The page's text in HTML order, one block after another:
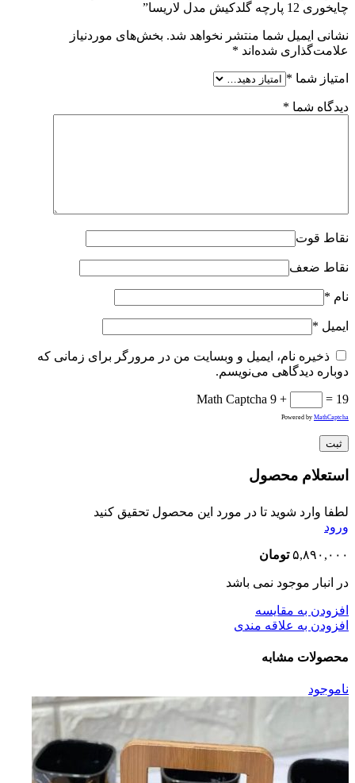
چایخوری 12 پارچه گلدکیش مدل لاریسا”
نشانی ایمیل شما منتشر نخواهد شد. بخش‌های موردنیاز
علامت‌گذاری شده‌اند *
امتیاز شما *
دیدگاه شما *
نقاط قوت
نقاط ضعف
نام *
ایمیل *
ذخیره نام، ایمیل و وبسایت من در مرورگر برای زمانی که
دوباره دیدگاهی می‌نویسم.
Math Captcha 9 + = 19
Powered by MathCaptcha
استعلام محصول
لطفا وارد شوید تا در مورد این محصول تحقیق کنید
ورود
۵,۸۹۰,۰۰۰ تومان
در انبار موجود نمی باشد
افزودن به مقایسه
افزودن به علاقه مندی
محصولات مشابه
ناموجود